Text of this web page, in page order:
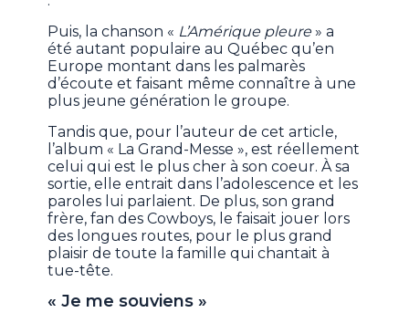
Puis, la chanson « L’Amérique pleure» a
été autant populaire au Québec qu’en
Europe montant dans les palmarès
d’écoute et faisant même connaître à une
plus jeune génération le groupe.
Tandis que, pour l’auteur de cet article,
l’album « La Grand-Messe », est réellement
celui qui est le plus cher à son coeur. À sa
sortie, elle entrait dans l’adolescence et les
paroles lui parlaient. De plus, son grand
frère, fan des Cowboys, le faisait jouer lors
des longues routes, pour le plus grand
plaisir de toute la famille qui chantait à
tue-tête.
« Je me souviens »